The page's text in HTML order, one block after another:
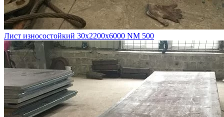
Лист износостойкий 30х2200х6000 NM 500